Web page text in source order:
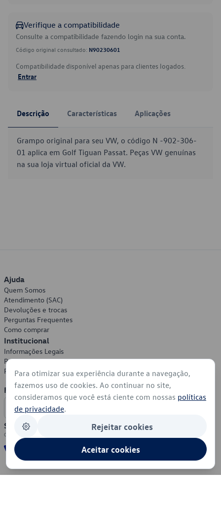
Verifique a compatibilidade
Consulte a compatibilidade fazendo login na sua conta.
Código original consultado: N90230601
Compatibilidade disponível apenas para clientes logados.
Entrar
Descrição Características Aplicações
Grampo original para seu VW, o código N -902-306-
01 aplica em Golf Tiguan Passat. Peças VW genuínas
na sua loja virtual oficial da VW.
Ajuda
Quem Somos
Atendimento (SAC)
Devoluções e trocas
Perguntas Frequentes
Como comprar
Institucional
Informações Legais
Política de Privacidade
Política de Cookies
Formas de Pagamento
Segurança
Para otimizar sua experiência durante a navegação,
fazemos uso de cookies. Ao continuar no site,
consideramos que você está ciente com nossas políticas
de privacidade.
Rejeitar cookies
Aceitar cookies